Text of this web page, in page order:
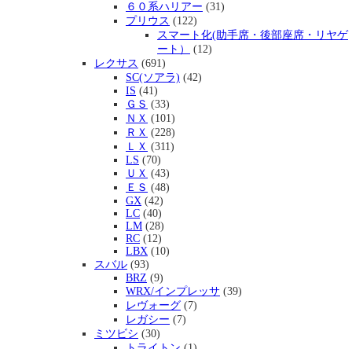
６０系ハリアー (31)
プリウス (122)
スマート化(助手席・後部座席・リヤゲ
ート）
(12)
レクサス (691)
SC(ソアラ) (42)
IS (41)
ＧＳ (33)
ＮＸ (101)
ＲＸ (228)
ＬＸ (311)
LS (70)
ＵＸ (43)
ＥＳ (48)
GX (42)
LC (40)
LM (28)
RC (12)
LBX (10)
スバル (93)
BRZ (9)
WRX/インプレッサ (39)
レヴォーグ (7)
レガシー (7)
ミツビシ (30)